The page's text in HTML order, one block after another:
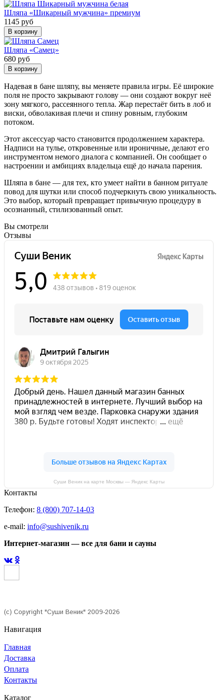
Шляпа «Шикарный мужчина» премиум
1145 руб
В корзину
Шляпа «Самец»
680 руб
В корзину
Надевая в бане шляпу, вы меняете правила игры. Её широкие
поля не просто закрывают голову — они создают вокруг неё
зону мягкого, рассеянного тепла. Жар перестаёт бить в лоб и
виски, обволакивая плечи и спину ровным, глубоким
потоком.
Этот аксессуар часто становится продолжением характера.
Надписи на тулье, откровенные или ироничные, делают его
инструментом немого диалога с компанией. Он сообщает о
настроении и амбициях владельца ещё до начала парения.
Шляпа в бане — для тех, кто умеет найти в банном ритуале
повод для шутки или способ подчеркнуть свою уникальность.
Это выбор, который превращает привычную процедуру в
осознанный, стилизованный опыт.
Вы смотрели
Отзывы
Суши Веник на карте Москвы — Яндекс Карты
Контакты
Телефон: 8 (800) 707-14-03
e-mail: info@sushivenik.ru
Интернет-магазин — все для бани и сауны
(с) Copyright "Суши Веник" 2009-2026
Навигация
Главная
Доставка
Оплата
Контакты
Каталог